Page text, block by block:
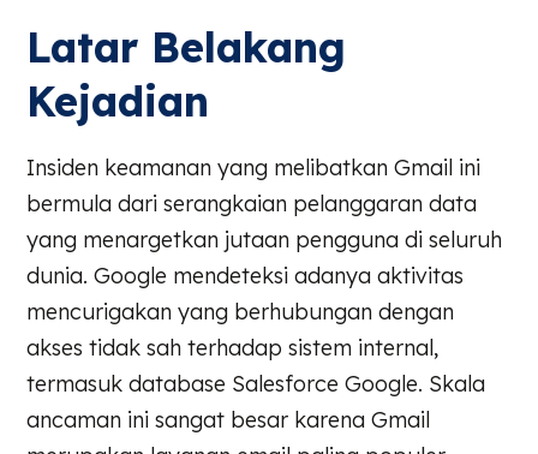
Latar Belakang
Kejadian
Insiden keamanan yang melibatkan Gmail ini
bermula dari serangkaian pelanggaran data
yang menargetkan jutaan pengguna di seluruh
dunia. Google mendeteksi adanya aktivitas
mencurigakan yang berhubungan dengan
akses tidak sah terhadap sistem internal,
termasuk database Salesforce Google. Skala
ancaman ini sangat besar karena Gmail